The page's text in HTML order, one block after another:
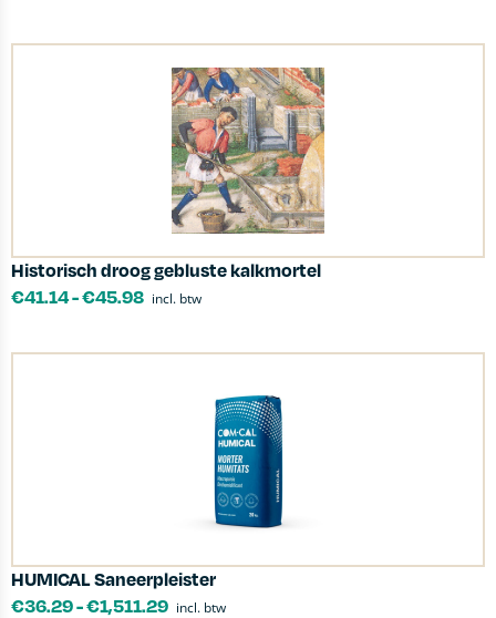
Historisch droog gebluste kalkmortel
€41.14-€45.98 incl. btw
HUMICAL Saneerpleister
€36.29-€1,511.29 incl. btw